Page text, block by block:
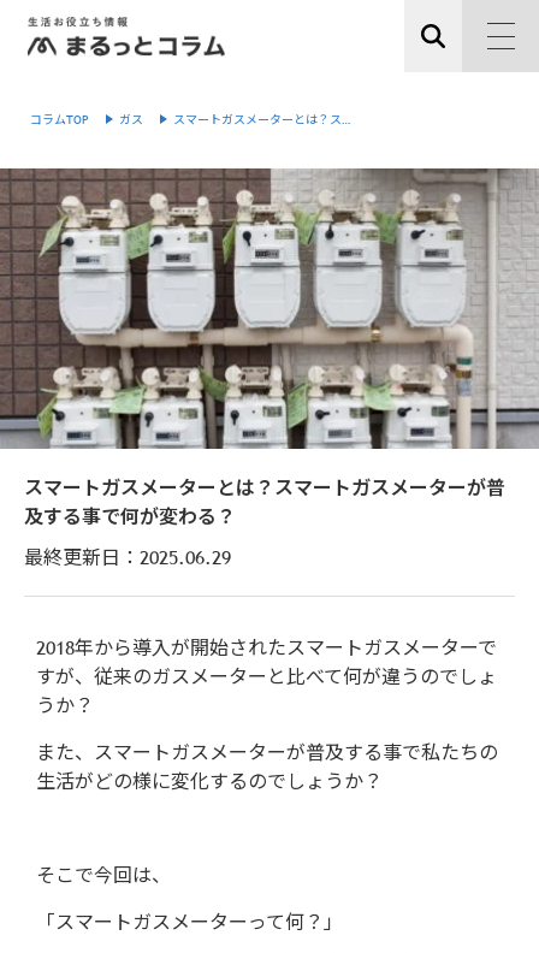
コラムTOP ガス スマートガスメーターとは？ス…
スマートガスメーターとは？スマートガスメーターが普
及する事で何が変わる？
最終更新日： 2025.06.29
2018年から導入が開始されたスマートガスメーターで
すが、従来のガスメーターと比べて何が違うのでしょ
うか？
また、スマートガスメーターが普及する事で私たちの
生活がどの様に変化するのでしょうか？
そこで今回は、
「スマートガスメーターって何？」